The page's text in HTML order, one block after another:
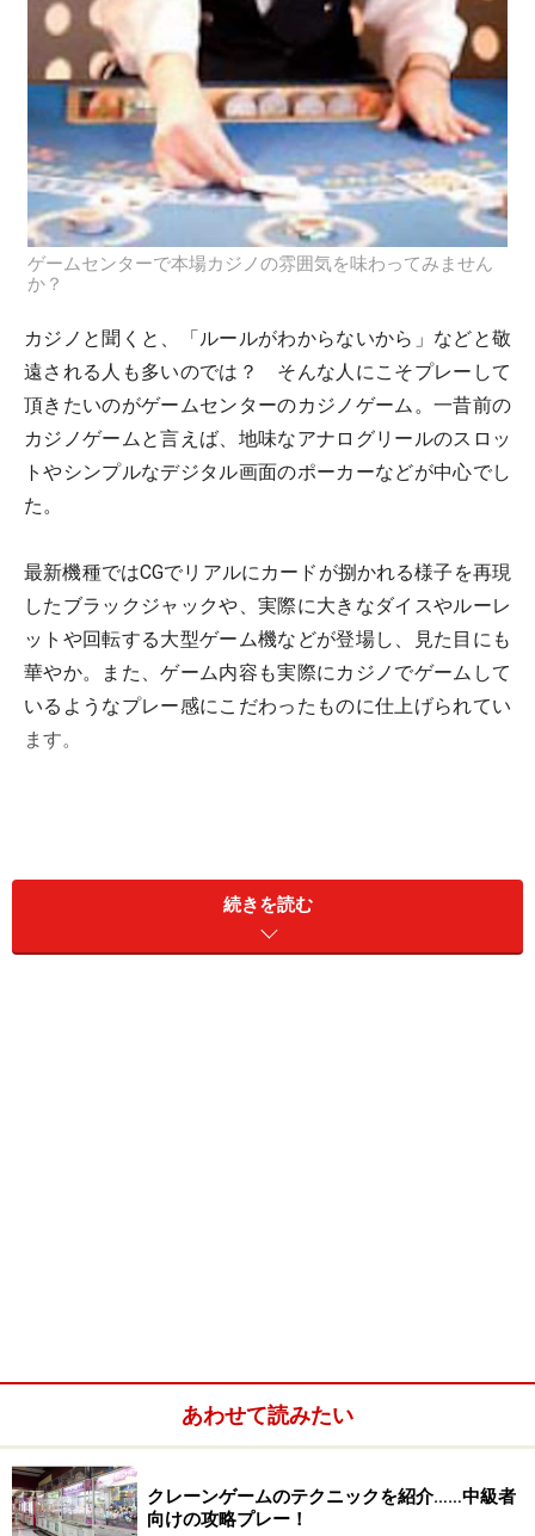
ゲームセンターで本場カジノの雰囲気を味わってみません
か？
カジノと聞くと、「ルールがわからないから」などと敬
遠される人も多いのでは？ そんな人にこそプレーして
頂きたいのがゲームセンターのカジノゲーム。一昔前の
カジノゲームと言えば、地味なアナログリールのスロッ
トやシンプルなデジタル画面のポーカーなどが中心でし
た。
最新機種ではCGでリアルにカードが捌かれる様子を再現
したブラックジャックや、実際に大きなダイスやルーレ
ットや回転する大型ゲーム機などが登場し、見た目にも
華やか。また、ゲーム内容も実際にカジノでゲームして
いるようなプレー感にこだわったものに仕上げられてい
ます。
本場カジノの雰囲気を味わえるテーブルゲ
ーム
カジノゲームと言えば、キノなどのランダムナンバーゲ
ームを除くと、ルーレットやダイス、トランプなどを使
続きを読む
あわせて読みたい
クレーンゲームのテクニックを紹介……中級者
向けの攻略プレー！